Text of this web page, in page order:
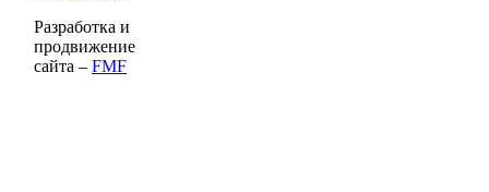
Разработка и
продвижение
сайта – FMF